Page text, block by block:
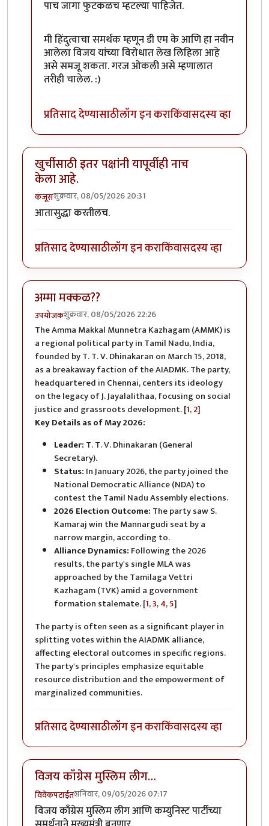
पाच जागा फुटकळच म्हटल्या पाहिजेत.
मी हिंदुत्वाचा समर्थक म्हणून डी एम के आणि हा नवीन
आलेला विजय यांच्या विरोधात लेख लिहिला आहे
असे समजू शकता. गरज ओकली असे म्हणालात
तरीही चालेल. :)
प्रतिसाद देण्यासाठीलॉग इन कराकिंवासदस्य व्हा
खुर्चीसाठी इतर पक्षांनी यापूर्वीही नाच
केला आहे.
कंजूसशुक्रवार, 08/05/2026 20:31
आतासुद्धा करतीलच.
प्रतिसाद देण्यासाठीलॉग इन कराकिंवासदस्य व्हा
अम्मा मक्कळ??
उपयोजकशुक्रवार, 08/05/2026 22:26
The Amma Makkal Munnetra Kazhagam (AMMK) is
a regional political party in Tamil Nadu, India,
founded by T. T. V. Dhinakaran on March 15, 2018,
as a breakaway faction of the AIADMK. The party,
headquartered in Chennai, centers its ideology
on the legacy of J. Jayalalithaa, focusing on social
justice and grassroots development. [1,2]
Key Details as of May 2026:
Leader: T. T. V. Dhinakaran (General
Secretary).
Status: In January 2026, the party joined the
National Democratic Alliance (NDA) to
contest the Tamil Nadu Assembly elections.
2026 Election Outcome: The party saw S.
Kamaraj win the Mannargudi seat by a
narrow margin, according to.
Alliance Dynamics: Following the 2026
results, the party's single MLA was
approached by the Tamilaga Vettri
Kazhagam (TVK) amid a government
formation stalemate. [1,3,4,5]
The party is often seen as a significant player in
splitting votes within the AIADMK alliance,
affecting electoral outcomes in specific regions.
The party's principles emphasize equitable
resource distribution and the empowerment of
marginalized communities.
प्रतिसाद देण्यासाठीलॉग इन कराकिंवासदस्य व्हा
विजय काँग्रेस मुस्लिम लीग…
विवेकपटाईतशनिवार, 09/05/2026 07:17
विजय काँग्रेस मुस्लिम लीग आणि कम्युनिस्ट पार्टीच्या